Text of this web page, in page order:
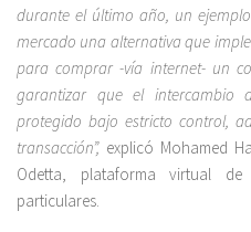
durante el último año, un
mercado una alternativa que
para comprar -vía internet- un
garantizar que el intercambio
protegido bajo estricto control,
transacción”, explicó Mohamed
Odetta, plataforma virtual
particulares.